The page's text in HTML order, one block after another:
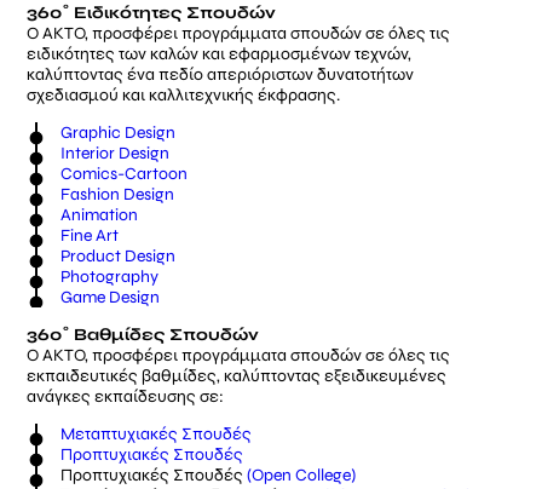
360˚ Ειδικότητες Σπουδών
Ο ΑΚΤΟ, προσφέρει προγράμματα σπουδών σε όλες τις
ειδικότητες των καλών και εφαρμοσμένων τεχνών,
καλύπτοντας ένα πεδίο απεριόριστων δυνατοτήτων
σχεδιασμού και καλλιτεχνικής έκφρασης.
Graphic Design
Interior Design
Comics-Cartoon
Fashion Design
Animation
Fine Art
Product Design
Photography
Game Design
360˚ Βαθμίδες Σπουδών
Ο ΑΚΤΟ, προσφέρει προγράμματα σπουδών σε όλες τις
εκπαιδευτικές βαθμίδες, καλύπτοντας εξειδικευμένες
ανάγκες εκπαίδευσης σε:
Μεταπτυχιακές Σπουδές
Προπτυχιακές Σπουδές
Προπτυχιακές Σπουδές (Open College)